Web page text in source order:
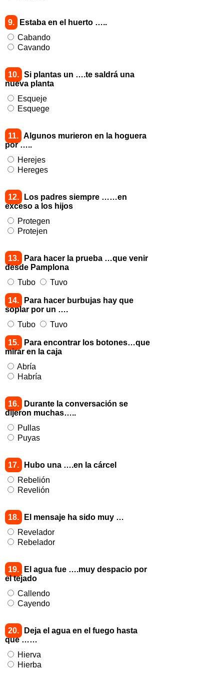
9.
Estaba en el huerto …..
Cabando
Cavando
10. Si plantas un ….te saldrá una
nueva planta
Esqueje
Esquege
11. Algunos murieron en la hoguera
por …..
Herejes
Hereges
12.
Los padres siempre ……en
exceso a los hijos
Protegen
Protejen
13.
Para hacer la prueba …que venir
desde Pamplona
Tubo
Tuvo
14.
Para hacer burbujas hay que
soplar por un ….
Tubo
Tuvo
15.
Para encontrar los botones…que
mirar en la caja
Abría
Habría
16.
Durante la conversación se
dijeron muchas…..
Pullas
Puyas
17.
Hubo una ….en la cárcel
Rebelión
Revelión
18.
El mensaje ha sido muy …
Revelador
Rebelador
19.
El agua fue ….muy despacio por
el tejado
Callendo
Cayendo
20.
Deja el agua en el fuego hasta
que ……
Hierva
Hierba